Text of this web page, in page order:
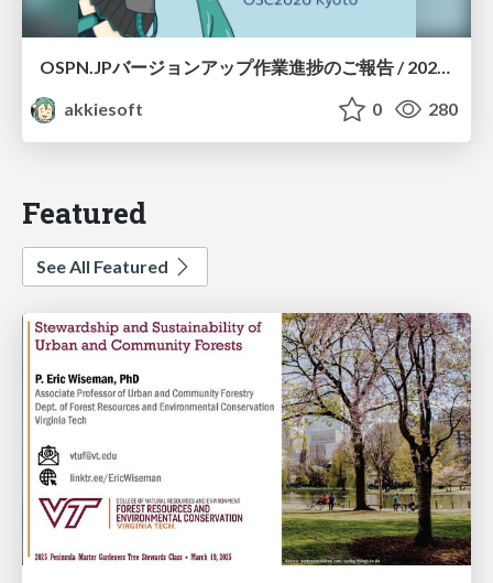
OSPN.JPバージョンアップ作業進捗のご報告 / 20260801-osc26kyoto
akkiesoft
0 280
Featured
See All Featured